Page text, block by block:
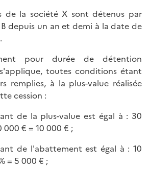
de la société X sont détenus par
depuis un an et demi à la date de
pour durée de détention
toutes conditions étant
remplies, à la plus-value réalisée
cession :
de la plus-value est égal à : 30
000 € = 10 000 € ;
de l'abattement est égal à : 10
= 5 000 € ;